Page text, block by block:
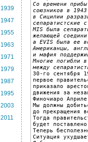
1939
1947
1955
1963
1971
1979
1987
1995
2003
2011
Со времени
союзников в
в Сицилии
сепаратистские
MIS была
желающей
а EVIS была ее
Американцы,
и мафия
Многие погибли
между
30-го сентября
первое
приказало
движения за
Финочиаро
Мы должны
до прекращения
Тогда
будет
Теперь
Ситуация